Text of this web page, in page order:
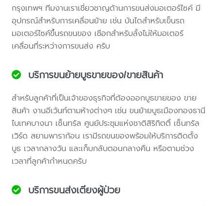
กรุงเทพฯ ทีมงานเราเชี่ยวชาญด้านการขนส่งมอเตอร์ไซค์ มี
อุปกรณ์สำหรับการเคลื่อนย้าย เช่น บันไดสำหรับเข็นรถ
มอเตอร์ไซค์ขึ้นรถขนของ เชือกสำหรับลั้งไม่ให้มอเตอร์
เคลื่อนที่ระหว่างการขนส่ง ครับ
บริการขนย้ายบูธขายของ/ขายสินค้า
สำหรับลูกค้าที่เป็นเจ้าของธุรกิจที่ต้องออกบูธขายของ ขาย
สินค้า งานอีเว้นท์ตามห้างต่างๆ เช่น ขนย้ายบูธเมืองทองธานี
ไบเทคบางนา เซ็นทรัล ศูนย์ประชุมแห่งชาติสิริกิตติ์ เซ็นทรัล
เวิร์ด สยามพาราก้อน เรามีรถขนของพร้อมให้บริการติดตั้ง
บูธ เวลากลางวัน และเก็บกลับตอนกลางคืน หรือตามช่วง
เวลาที่ลูกค้ากำหนดครับ
บริการขนส่งเตียงผู้ป่วย